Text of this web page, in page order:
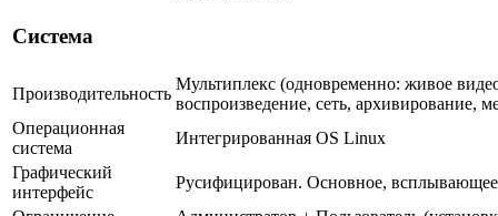
Система
Производительность
Мультиплекс (одновременно: живое
воспроизведение, сеть, архивирование,
Операционная
система
Интегрированная OS Linux
Графический
интерфейс
Русифицирован. Основное,